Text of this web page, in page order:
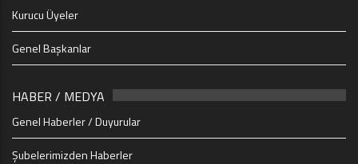
Kurucu Üyeler
Genel Başkanlar
HABER / MEDYA
Genel Haberler / Duyurular
Şubelerimizden Haberler